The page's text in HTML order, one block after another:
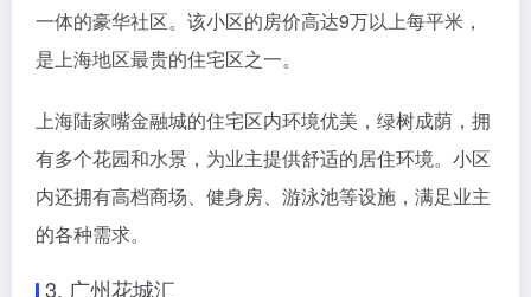
一体的豪华社区。该小区的房价高达9万以上每平米，
是上海地区最贵的住宅区之一。
上海陆家嘴金融城的住宅区内环境优美，绿树成荫，拥
有多个花园和水景，为业主提供舒适的居住环境。小区
内还拥有高档商场、健身房、游泳池等设施，满足业主
的各种需求。
3. 广州花城汇